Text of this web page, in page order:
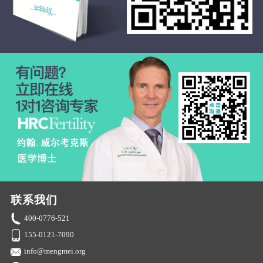
联系我们
400-0776-521
155-0121-7090
info@mengmei.org